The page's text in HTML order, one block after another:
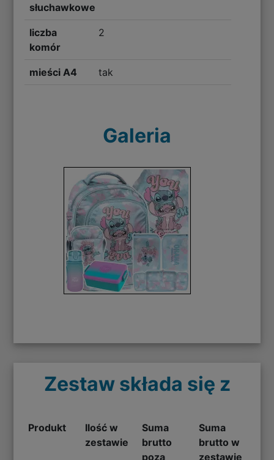
słuchawkowe
liczba
komór
2
mieści A4 tak
Galeria
Zestaw składa się z
Produkt
Ilość w
zestawie
Suma
brutto
poza
Suma
brutto w
zestawie